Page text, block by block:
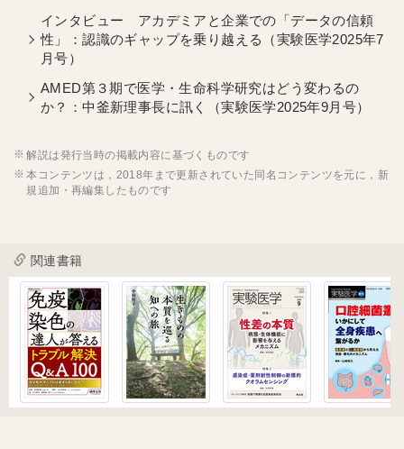
インタビュー アカデミアと企業での「データの信頼
性」：認識のギャップを乗り越える（実験医学2025年7
月号）
AMED第３期で医学・生命科学研究はどう変わるの
か？：中釜新理事長に訊く（実験医学2025年9月号）
解説は発行当時の掲載内容に基づくものです
本コンテンツは，2018年まで更新されていた同名コンテンツを元に，新
規追加・再編集したものです
関連書籍